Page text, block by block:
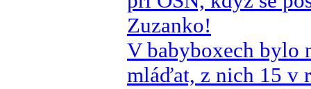
Zuzanko!
V babyboxech bylo
mláďat, z nich 15 v